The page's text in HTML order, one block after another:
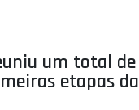
um total de
etapas da